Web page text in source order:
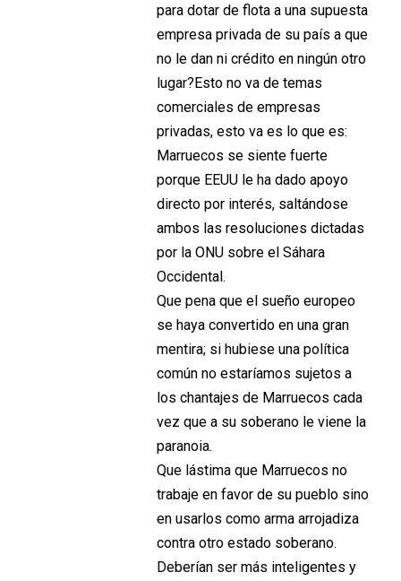
para dotar de flota a una supuesta
empresa privada de su país a que
no le dan ni crédito en ningún otro
lugar?Esto no va de temas
comerciales de empresas
privadas, esto va es lo que es:
Marruecos se siente fuerte
porque EEUU le ha dado apoyo
directo por interés, saltándose
ambos las resoluciones dictadas
por la ONU sobre el Sáhara
Occidental.
Que pena que el sueño europeo
se haya convertido en una gran
mentira; si hubiese una política
común no estaríamos sujetos a
los chantajes de Marruecos cada
vez que a su soberano le viene la
paranoia.
Que lástima que Marruecos no
trabaje en favor de su pueblo sino
en usarlos como arma arrojadiza
contra otro estado soberano.
Deberían ser más inteligentes y